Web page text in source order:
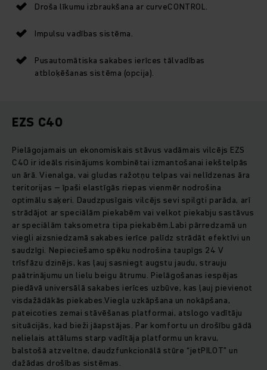
Droša līkumu izbraukšana ar curveCONTROL.
Impulsu vadības sistēma.
Pusautomātiska sakabes ierīces tālvadības
atbloķēšanas sistēma (opcija).
EZS C40
Pielāgojamais un ekonomiskais stāvus vadāmais vilcējs EZS
C40 ir ideāls risinājums kombinētai izmantošanai iekštelpās
un ārā. Vienalga, vai gludas ražotņu telpas vai nelīdzenas āra
teritorijas – īpaši elastīgās riepas vienmēr nodrošina
optimālu saķeri. Daudzpusīgais vilcējs sevi spilgti parāda, arī
strādājot ar speciālām piekabēm vai velkot piekabju sastāvus
ar speciālām taksometra tipa piekabēm.Labi pārredzamā un
viegli aizsniedzamā sakabes ierīce palīdz strādāt efektīvi un
saudzīgi. Nepieciešamo spēku nodrošina taupīgs 24 V
trīsfāzu dzinējs, kas ļauj sasniegt augstu jaudu, strauju
paātrinājumu un lielu beigu ātrumu. Pielāgošanas iespējas
piedāvā universālā sakabes ierīces uzbūve, kas ļauj pievienot
visdažādākās piekabes.Viegla uzkāpšana un nokāpšana,
pateicoties zemai stāvēšanas platformai, atslogo vadītāju
situācijās, kad bieži jāapstājas. Par komfortu un drošību gādā
nelielais attālums starp vadītāja platformu un kravu,
balstošā atzveltne, daudzfunkcionālā stūre “jetPILOT” un
dažādas drošības sistēmas.